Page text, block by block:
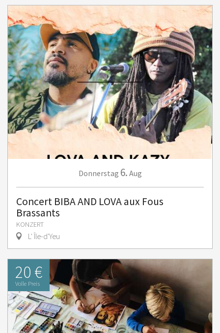
Donnerstag 6. Aug
Concert BIBA AND LOVA aux Fous
Brassants
KONZERT
L' Île-d'Yeu
20 €
Volle Preis